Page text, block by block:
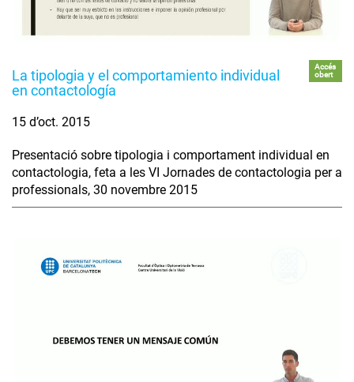
La tipologia y el comportamiento individual
en contactología
Accés
obert
15 d’oct. 2015
Presentació sobre tipologia i comportament individual en
contactologia, feta a les VI Jornades de contactologia per a
professionals, 30 novembre 2015